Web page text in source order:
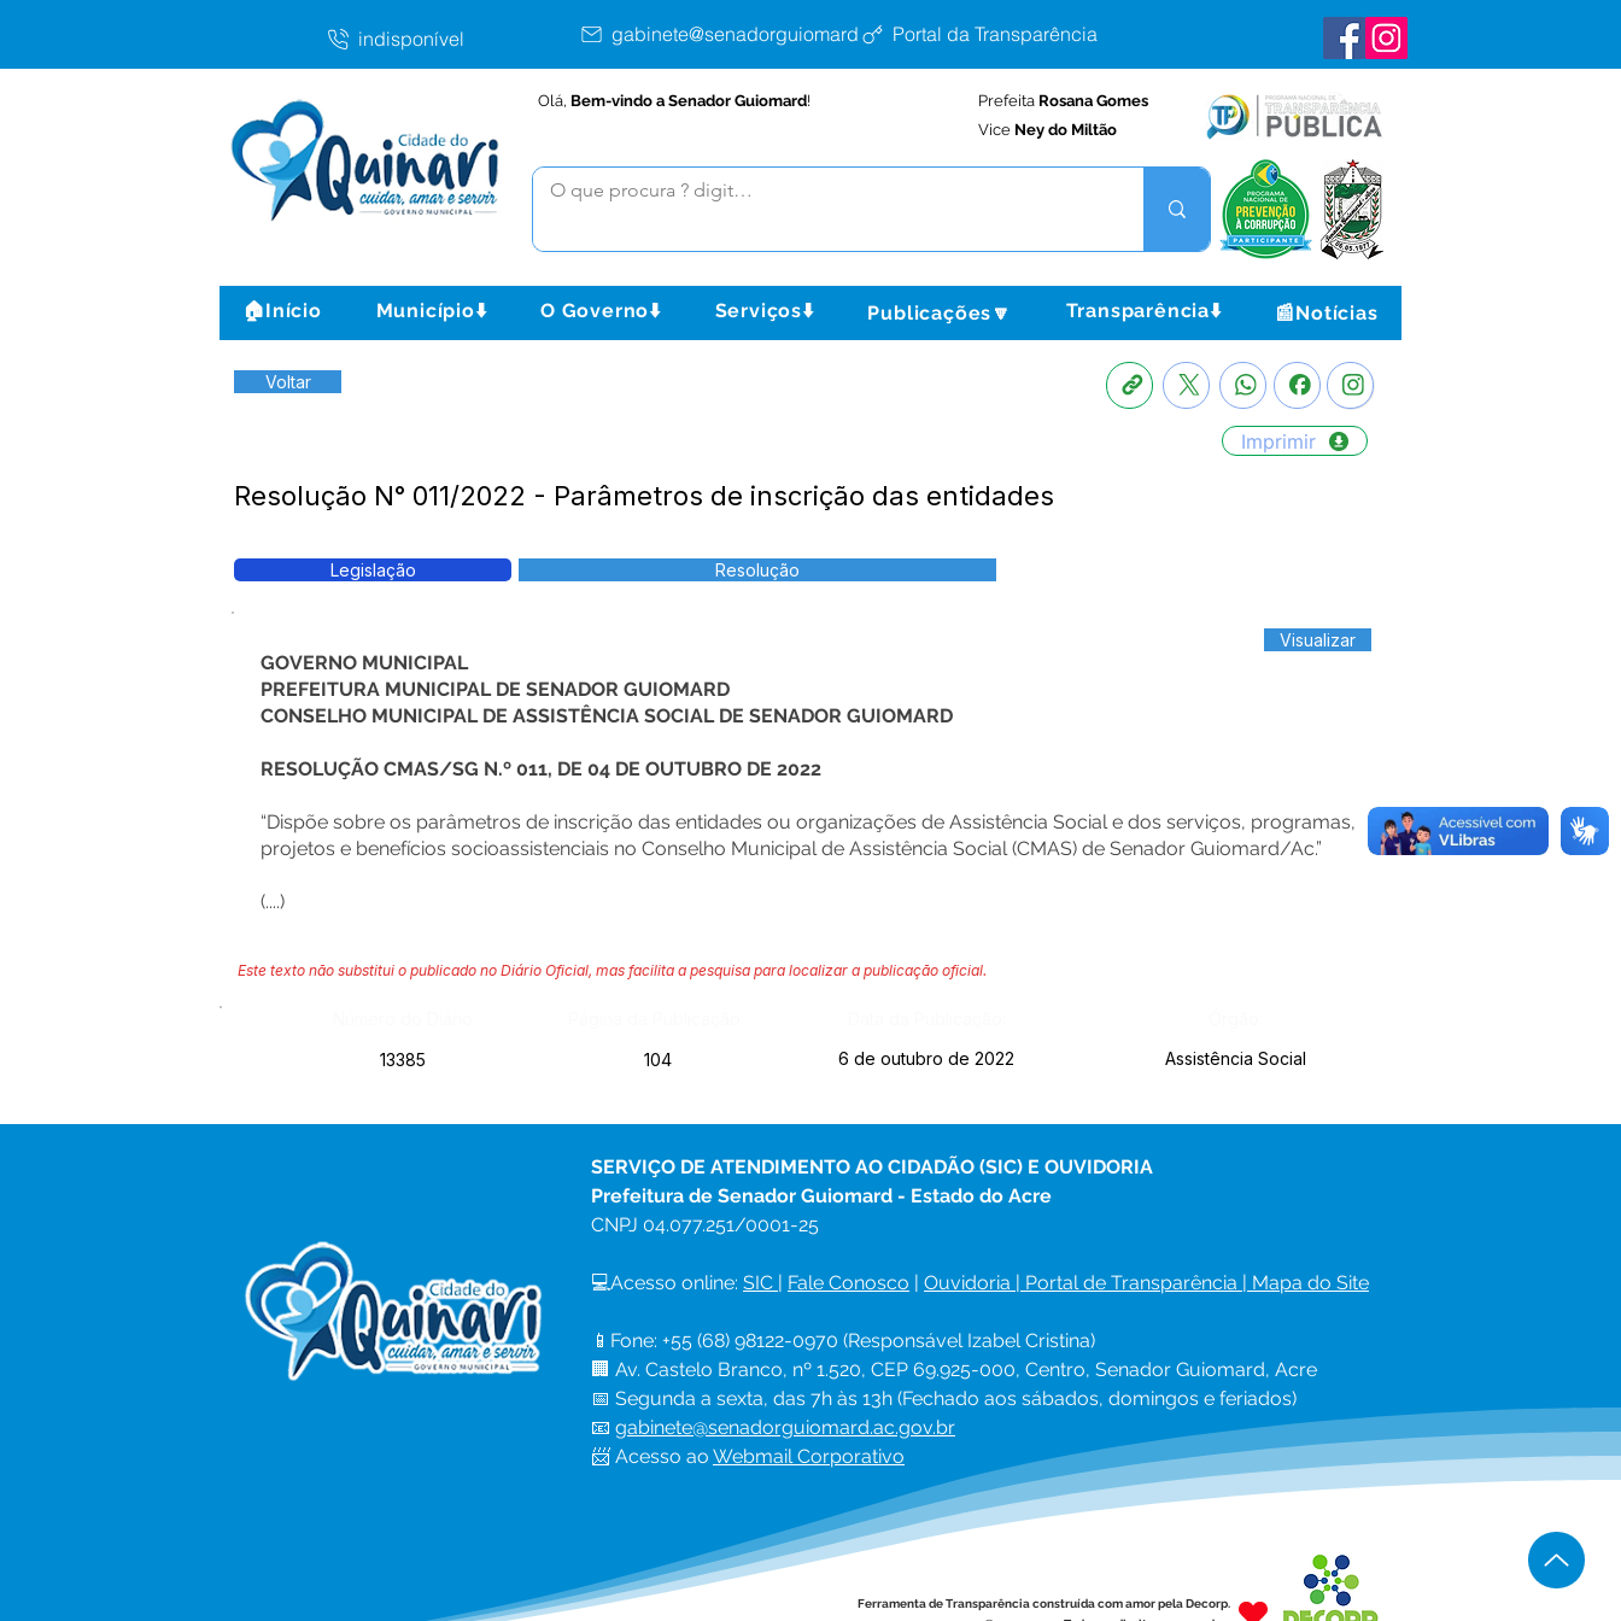
indisponível gabinete@senadorguiomard.ac.gov.brPortal da Transparência
Olá, Bem-vindo a Senador Guiomard! Prefeita Rosana Gomes
Vice Ney do Miltão
🏠Início Município⬇️ O Governo⬇️ Serviços⬇️ Publicações🔽 Transparência⬇️ 📰Notícias
Voltar
Imprimir
Resolução N° 011/2022 - Parâmetros de inscrição das entidades
Legislação Resolução
Visualizar
GOVERNO MUNICIPAL
PREFEITURA MUNICIPAL DE SENADOR GUIOMARD
CONSELHO MUNICIPAL DE ASSISTÊNCIA SOCIAL DE SENADOR GUIOMARD
RESOLUÇÃO CMAS/SG N.º 011, DE 04 DE OUTUBRO DE 2022
“Dispõe sobre os parâmetros de inscrição das entidades ou organizações de Assistência Social e dos serviços, programas,
projetos e benefícios socioassistenciais no Conselho Municipal de Assistência Social (CMAS) de Senador Guiomard/Ac.”
(....)
Este texto não substitui o publicado no Diário Oficial, mas facilita a pesquisa para localizar a publicação oficial.
13385
104 6 de outubro de 2022 Assistência Social
SERVIÇO DE ATENDIMENTO AO CIDADÃO (SIC) E OUVIDORIA
Prefeitura de Senador Guiomard - Estado do Acre
CNPJ 04.077.251/0001-25
💻Acesso online: SIC | Fale Conosco | Ouvidoria | Portal de Transparência | Mapa do Site
📱Fone: +55 (68) 98122-0970 (Responsável Izabel Cristina)
🏢 Av. Castelo Branco, nº 1.520, CEP 69.925-000, Centro, Senador Guiomard, Acre
📅 Segunda a sexta, das 7h às 13h (Fechado aos sábados, domingos e feriados)
📧 gabinete@senadorguiomard.ac.gov.br
📨 Acesso ao Webmail Corporativo
Ferramenta de Transparência construída com amor pela Decorp.